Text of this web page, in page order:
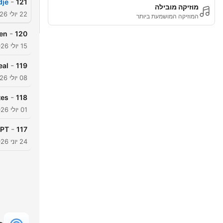
מוזיקה מובילה
המוזיקה המושמעת ביותר
121
22 יולי 2026
120
-
15 יולי 2026
119
-
08 יולי 2026
118
-
01 יולי 2026
117
-
24 יוני 2026